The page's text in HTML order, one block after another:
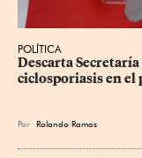
POLÍTICA
Descarta
ciclosporiasis en el
Por Rolando Ramos